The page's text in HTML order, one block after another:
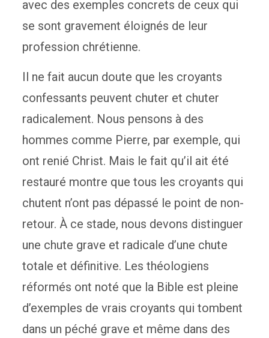
avec des exemples concrets de ceux qui
se sont gravement éloignés de leur
profession chrétienne.
Il ne fait aucun doute que les croyants
confessants peuvent chuter et chuter
radicalement. Nous pensons à des
hommes comme Pierre, par exemple, qui
ont renié Christ. Mais le fait qu’il ait été
restauré montre que tous les croyants qui
chutent n’ont pas dépassé le point de non-
retour. À ce stade, nous devons distinguer
une chute grave et radicale d’une chute
totale et définitive. Les théologiens
réformés ont noté que la Bible est pleine
d’exemples de vrais croyants qui tombent
dans un péché grave et même dans des